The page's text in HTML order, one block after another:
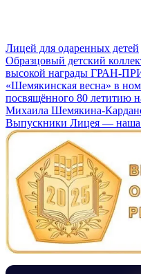
Лицей для одаренных детей
Навигация
по
записям
Образцовый детский
высокой награды ГРАН-
«Шемякинская весна» в
посвящённого 80 летитию
Михаила Шемякина-
Выпускники Лицея — наша